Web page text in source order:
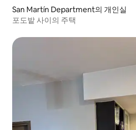
San Martín Department의 개인실
포도밭 사이의 주택